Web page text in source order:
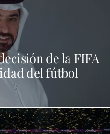
de la FIFA
del fútbol